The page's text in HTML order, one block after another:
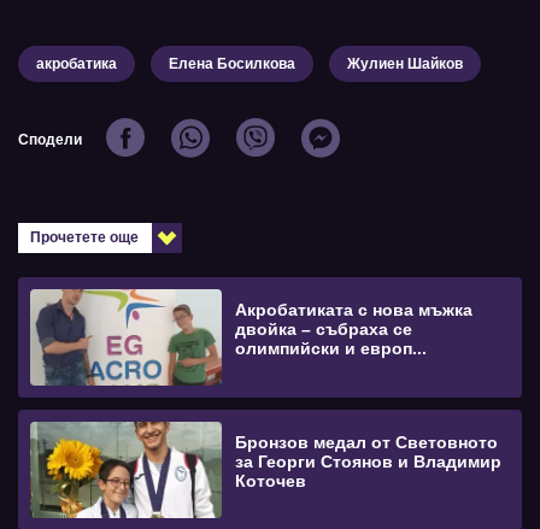
акробатика Елена Босилкова Жулиен Шайков
Сподели
Прочетете още
Акробатиката с нова мъжка
двойка – събраха се
олимпийски и европ...
Бронзов медал от Световното
за Георги Стоянов и Владимир
Коточев